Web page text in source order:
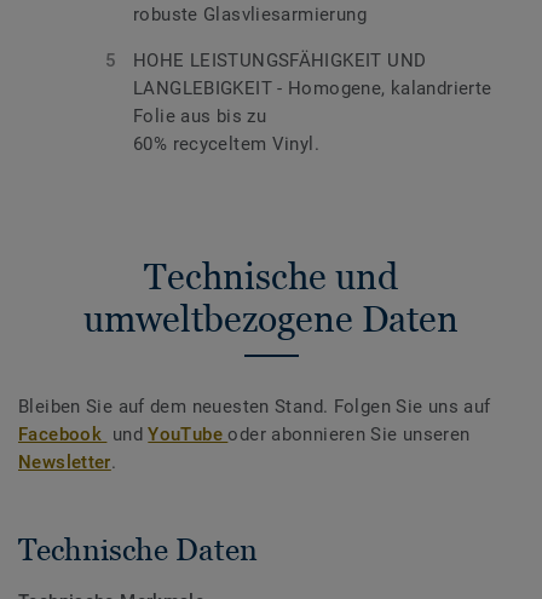
robuste Glasvliesarmierung
HOHE LEISTUNGSFÄHIGKEIT UND
LANGLEBIGKEIT - Homogene, kalandrierte
Folie aus bis zu
60% recyceltem Vinyl.
Technische und
umweltbezogene Daten
Bleiben Sie auf dem neuesten Stand. Folgen Sie uns auf
Facebook undYouTubeoder abonnieren Sie unseren
Newsletter.
Technische Daten